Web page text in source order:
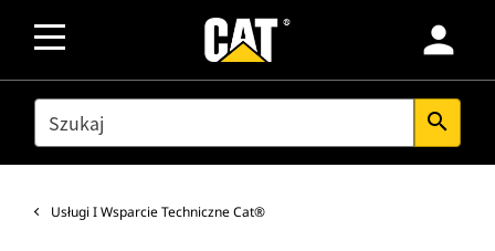
person
SEARCH search
Usługi I Wsparcie Techniczne Cat®